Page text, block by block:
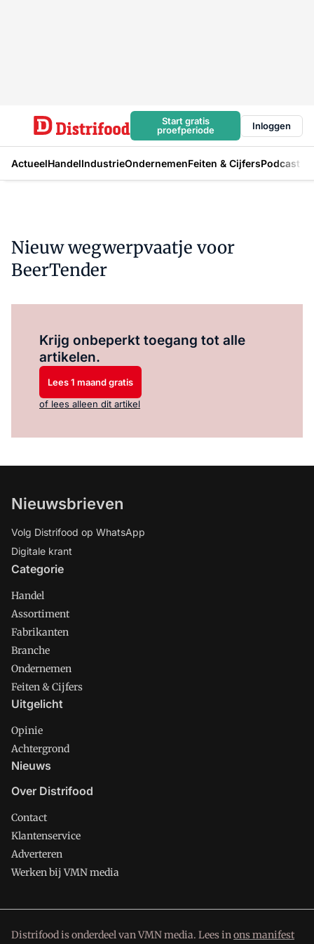
Start gratis
proefperiode
Inloggen
ActueelHandelIndustrieOndernemenFeiten & CijfersPodcast
Nieuw wegwerpvaatje voor
BeerTender
Krijg onbeperkt toegang tot alle
artikelen.
Lees 1 maand gratis
of lees alleen dit artikel
Nieuwsbrieven
Volg Distrifood op WhatsApp
Digitale krant
Categorie
Handel
Assortiment
Fabrikanten
Branche
Ondernemen
Feiten & Cijfers
Uitgelicht
Opinie
Achtergrond
Nieuws
Over Distrifood
Contact
Klantenservice
Adverteren
Werken bij VMN media
Distrifood is onderdeel van VMN media. Lees inons manifest